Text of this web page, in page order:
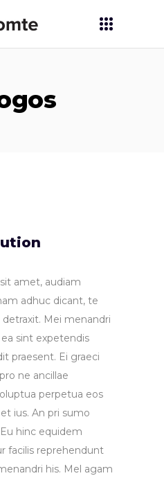
amet, audiam
adhuc dicant, te
Mei menandri
sint expetendis
praesent. Ei graeci
ne ancillae
perpetua eos
ius. An pri sumo
hinc equidem
facilis reprehendunt
his. Mel agam